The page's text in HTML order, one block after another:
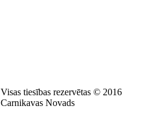
Visas tiesības rezervētas © 2016
Carnikavas Novads